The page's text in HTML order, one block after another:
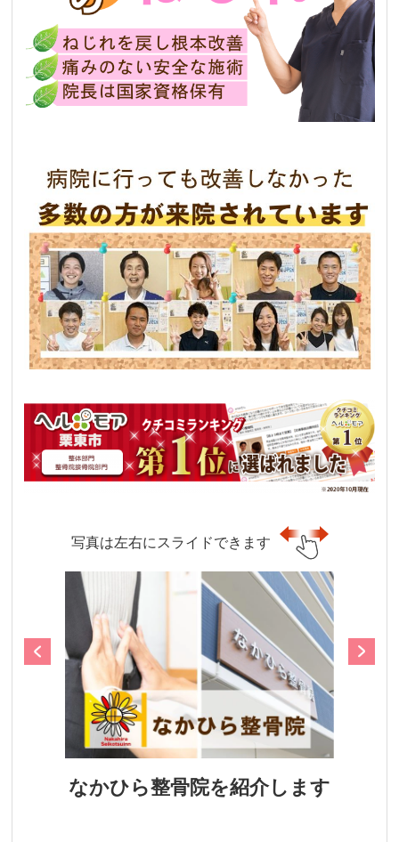
写真は左右にスライドできます
なかひら整骨院を紹介します